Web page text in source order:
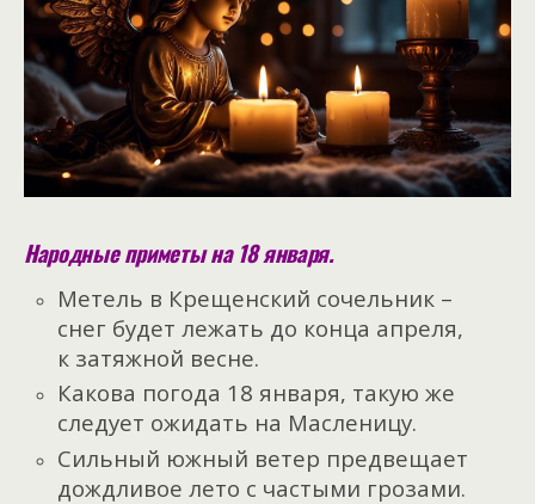
Народные приметы на 18 января.
Метель в Крещенский сочельник –
снег будет лежать до конца апреля,
к затяжной весне.
Какова погода 18 января, такую же
следует ожидать на Масленицу.
Сильный южный ветер предвещает
дождливое лето с частыми грозами.